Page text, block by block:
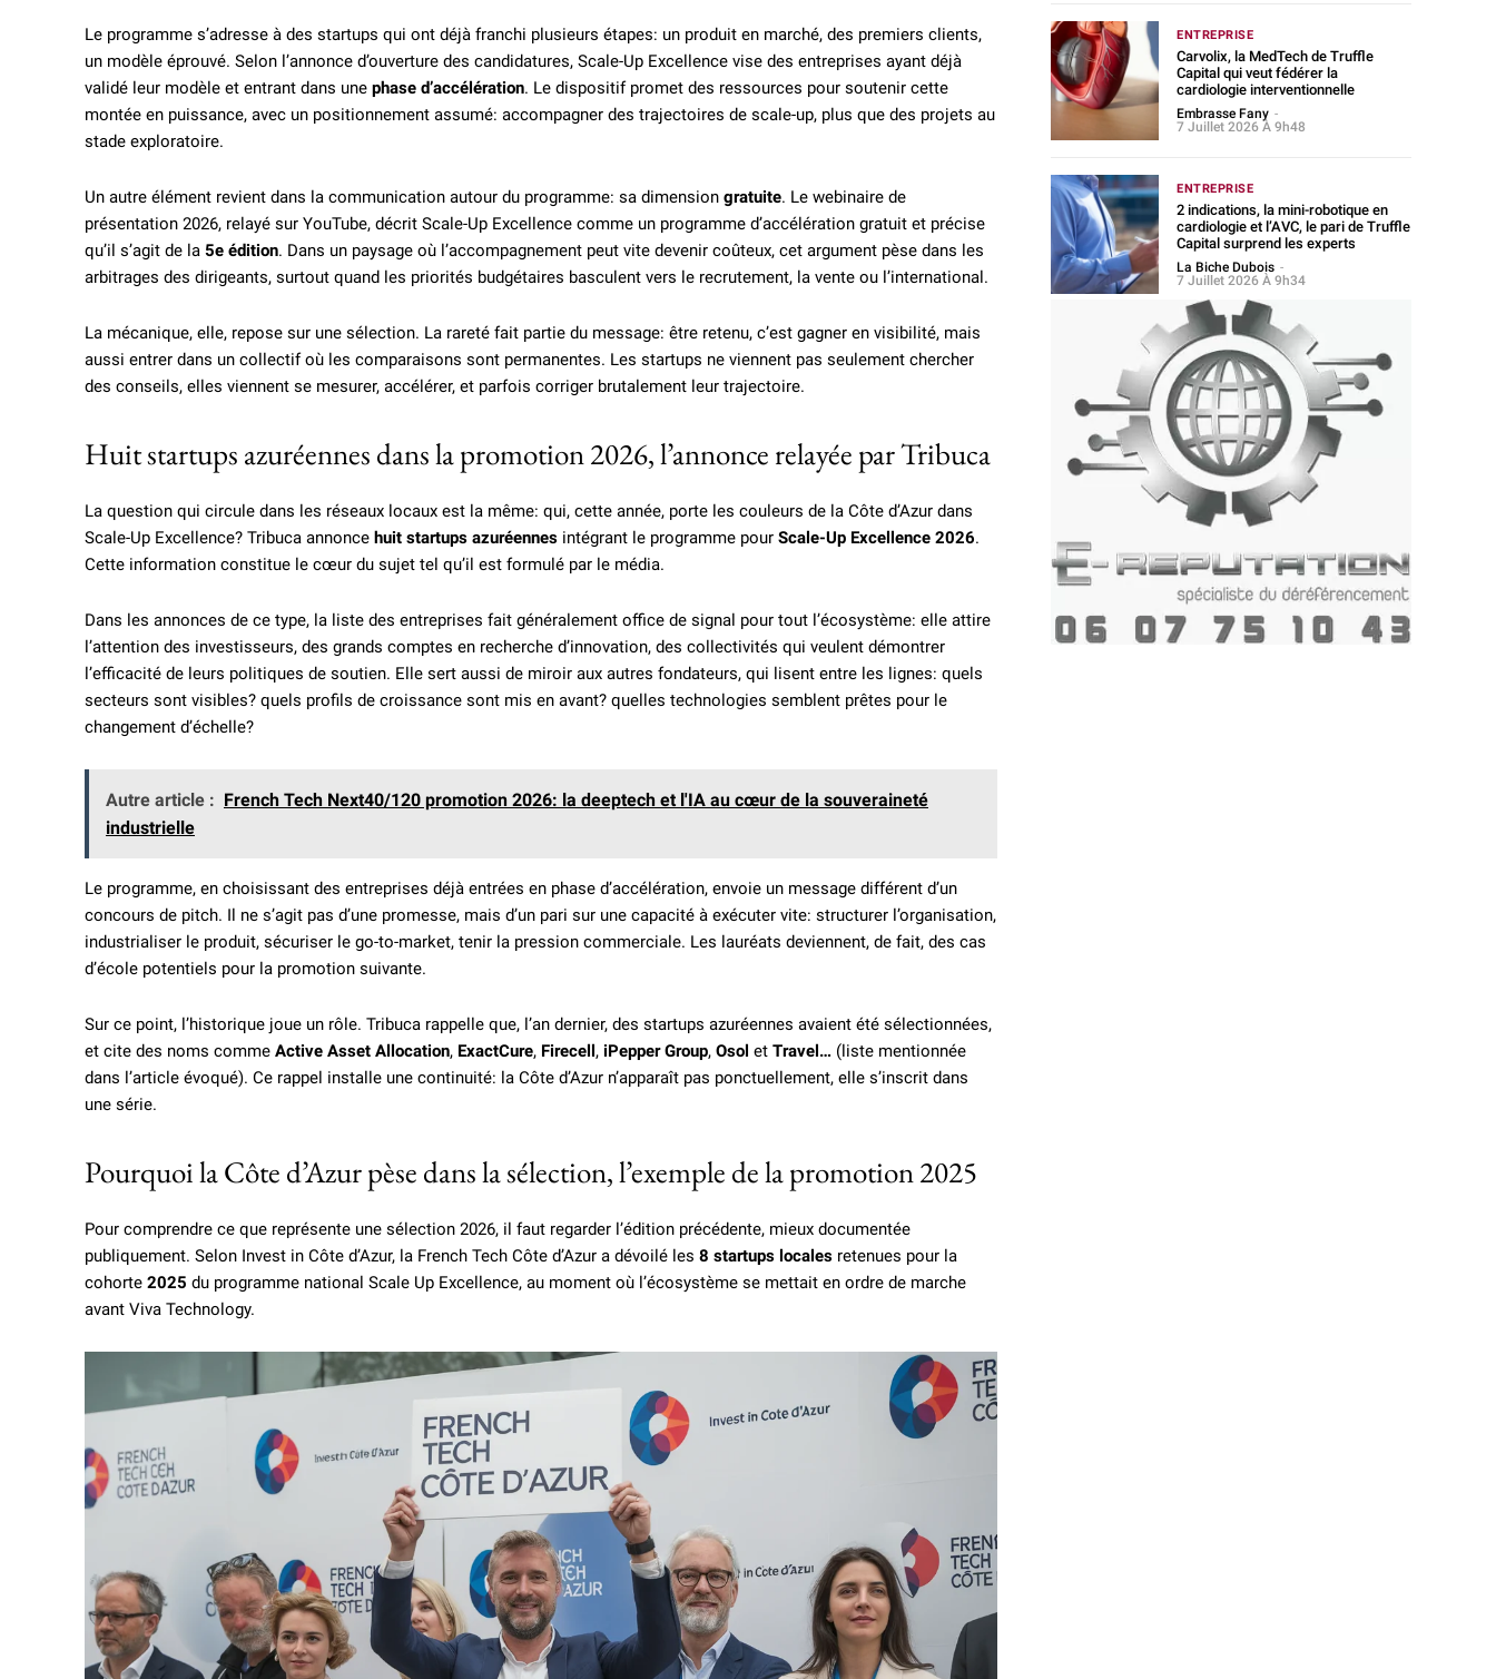
Le programme s’adresse à des startups qui ont déjà franchi plusieurs étapes: un produit en marché, des premiers clients,
un modèle éprouvé. Selon l’annonce d’ouverture des candidatures, Scale-Up Excellence vise des entreprises ayant déjà
validé leur modèle et entrant dans une phase d’accélération. Le dispositif promet des ressources pour soutenir cette
montée en puissance, avec un positionnement assumé: accompagner des trajectoires de scale-up, plus que des projets au
stade exploratoire.
Un autre élément revient dans la communication autour du programme: sa dimension gratuite. Le webinaire de
présentation 2026, relayé sur YouTube, décrit Scale-Up Excellence comme un programme d’accélération gratuit et précise
qu’il s’agit de la 5e édition. Dans un paysage où l’accompagnement peut vite devenir coûteux, cet argument pèse dans les
arbitrages des dirigeants, surtout quand les priorités budgétaires basculent vers le recrutement, la vente ou l’international.
La mécanique, elle, repose sur une sélection. La rareté fait partie du message: être retenu, c’est gagner en visibilité, mais
aussi entrer dans un collectif où les comparaisons sont permanentes. Les startups ne viennent pas seulement chercher
des conseils, elles viennent se mesurer, accélérer, et parfois corriger brutalement leur trajectoire.
Huit startups azuréennes dans la promotion 2026, l’annonce relayée par Tribuca
La question qui circule dans les réseaux locaux est la même: qui, cette année, porte les couleurs de la Côte d’Azur dans
Scale-Up Excellence? Tribuca annonce huit startups azuréennes intégrant le programme pour Scale-Up Excellence 2026.
Cette information constitue le cœur du sujet tel qu’il est formulé par le média.
Dans les annonces de ce type, la liste des entreprises fait généralement office de signal pour tout l’écosystème: elle attire
l’attention des investisseurs, des grands comptes en recherche d’innovation, des collectivités qui veulent démontrer
l’efficacité de leurs politiques de soutien. Elle sert aussi de miroir aux autres fondateurs, qui lisent entre les lignes: quels
secteurs sont visibles? quels profils de croissance sont mis en avant? quelles technologies semblent prêtes pour le
changement d’échelle?
Autre article : French Tech Next40/120 promotion 2026: la deeptech et l'IA au cœur de la souveraineté
industrielle
Le programme, en choisissant des entreprises déjà entrées en phase d’accélération, envoie un message différent d’un
concours de pitch. Il ne s’agit pas d’une promesse, mais d’un pari sur une capacité à exécuter vite: structurer l’organisation,
industrialiser le produit, sécuriser le go-to-market, tenir la pression commerciale. Les lauréats deviennent, de fait, des cas
d’école potentiels pour la promotion suivante.
Sur ce point, l’historique joue un rôle. Tribuca rappelle que, l’an dernier, des startups azuréennes avaient été sélectionnées,
et cite des noms comme Active Asset Allocation, ExactCure, Firecell, iPepper Group, Osol et Travel… (liste mentionnée
dans l’article évoqué). Ce rappel installe une continuité: la Côte d’Azur n’apparaît pas ponctuellement, elle s’inscrit dans
une série.
Pourquoi la Côte d’Azur pèse dans la sélection, l’exemple de la promotion 2025
Pour comprendre ce que représente une sélection 2026, il faut regarder l’édition précédente, mieux documentée
publiquement. Selon Invest in Côte d’Azur, la French Tech Côte d’Azur a dévoilé les 8 startups locales retenues pour la
cohorte 2025 du programme national Scale Up Excellence, au moment où l’écosystème se mettait en ordre de marche
avant Viva Technology.
ENTREPRISE
Carvolix, la MedTech de Truffle
Capital qui veut fédérer la
cardiologie interventionnelle
Embrasse Fany -
7 Juillet 2026 À 9h48
ENTREPRISE
2 indications, la mini-robotique en
cardiologie et l’AVC, le pari de Truffle
Capital surprend les experts
La Biche Dubois -
7 Juillet 2026 À 9h34